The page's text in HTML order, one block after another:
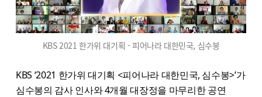
KBS 2021 한가위 대기획 - 피어나라 대한민국, 심수봉
KBS ‘2021 한가위 대기획 <피어나라 대한민국, 심수봉>’가
심수봉의 감사 인사와 4개월 대장정을 마무리한 공연